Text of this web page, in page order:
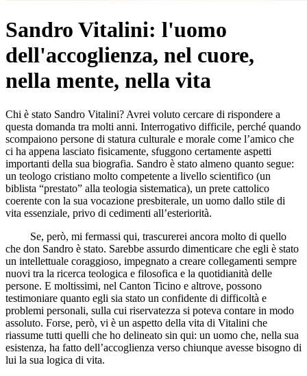
Sandro Vitalini: l'uomo
dell'accoglienza, nel cuore,
nella mente, nella vita
Chi è stato Sandro Vitalini? Avrei voluto cercare di rispondere a
questa domanda tra molti anni. Interrogativo difficile, perché quando
scompaiono persone di statura culturale e morale come l’amico che
ci ha appena lasciato fisicamente, sfuggono certamente aspetti
importanti della sua biografia. Sandro è stato almeno quanto segue:
un teologo cristiano molto competente a livello scientifico (un
biblista “prestato” alla teologia sistematica), un prete cattolico
coerente con la sua vocazione presbiterale, un uomo dallo stile di
vita essenziale, privo di cedimenti all’esteriorità.
Se, però, mi fermassi qui, trascurerei ancora molto di quello
che don Sandro è stato. Sarebbe assurdo dimenticare che egli è stato
un intellettuale coraggioso, impegnato a creare collegamenti sempre
nuovi tra la ricerca teologica e filosofica e la quotidianità delle
persone. E moltissimi, nel Canton Ticino e altrove, possono
testimoniare quanto egli sia stato un confidente di difficoltà e
problemi personali, sulla cui riservatezza si poteva contare in modo
assoluto. Forse, però, vi è un aspetto della vita di Vitalini che
riassume tutti quelli che ho delineato sin qui: un uomo che, nella sua
esistenza, ha fatto dell’accoglienza verso chiunque avesse bisogno di
lui la sua logica di vita.